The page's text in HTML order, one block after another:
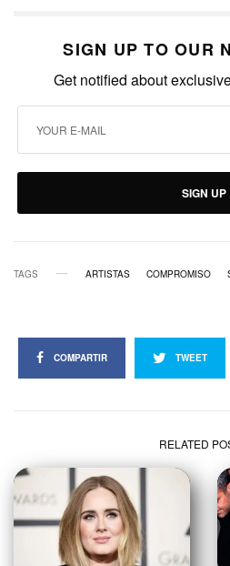
SIGN UP TO OUR
Get notified about
SIGN UP
TAGS ARTISTAS COMPROMISO
COMPARTIR TWEET
RELATED